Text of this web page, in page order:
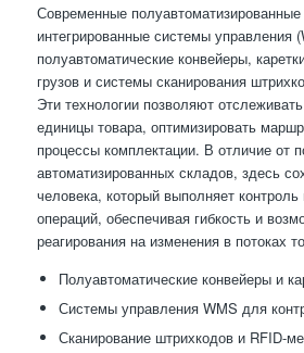
Современные
интегрированные системы управления
полуавтоматические конвейеры,
грузов и системы сканирования
Эти технологии позволяют
единицы товара, оптимизировать
процессы комплектации. В отличие от
автоматизированных складов, здесь
человека, который выполняет контроль
операций, обеспечивая гибкость и
реагирования на изменения в потоках
Полуавтоматические конвейеры и
Системы управления WMS для
Сканирование штрихкодов и RFID-